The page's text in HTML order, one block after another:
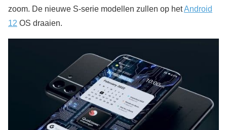
zoom. De nieuwe S-serie modellen zullen op hetAndroid
12 OS draaien.